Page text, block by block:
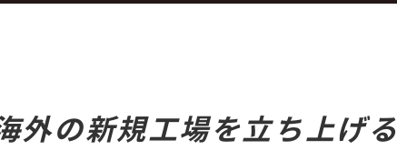
外の新規工場を立ち上げる